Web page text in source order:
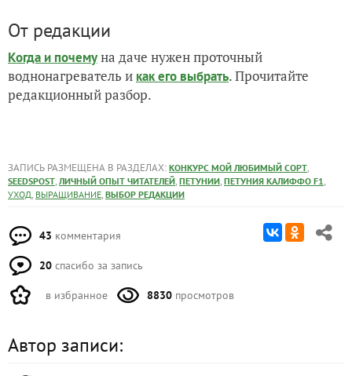
От редакции
Когда и почемуна даче нужен проточный
воднонагреватель и как его выбрать. Прочитайте
редакционный разбор.
ЗАПИСЬ РАЗМЕЩЕНА В РАЗДЕЛАХ: КОНКУРС МОЙ ЛЮБИМЫЙ СОРТ,
SEEDSPOST, ЛИЧНЫЙ ОПЫТ ЧИТАТЕЛЕЙ, ПЕТУНИИ, ПЕТУНИЯ КАЛИФФО F1,
УХОД, ВЫРАЩИВАНИЕ, ВЫБОР РЕДАКЦИИ
43 комментария
20 спасибо за запись
в избранное 8830 просмотров
Автор записи: